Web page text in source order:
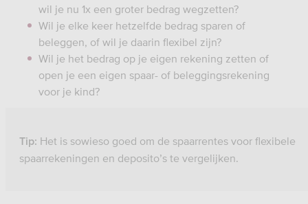
wil je nu 1x een groter bedrag wegzetten?
Wil je elke keer hetzelfde bedrag sparen of
beleggen, of wil je daarin flexibel zijn?
Wil je het bedrag op je eigen rekening zetten of
open je een eigen spaar- of beleggingsrekening
voor je kind?
Tip: Het is sowieso goed om de spaarrentes voor flexibele
spaarrekeningen en deposito’s te vergelijken.